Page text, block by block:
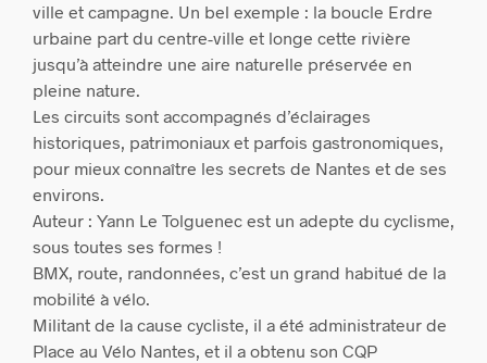
ville et campagne. Un bel exemple : la boucle Erdre
urbaine part du centre-ville et longe cette rivière
jusqu’à atteindre une aire naturelle préservée en
pleine nature.
Les circuits sont accompagnés d’éclairages
historiques, patrimoniaux et parfois gastronomiques,
pour mieux connaître les secrets de Nantes et de ses
environs.
Auteur : Yann Le Tolguenec est un adepte du cyclisme,
sous toutes ses formes !
BMX, route, randonnées, c’est un grand habitué de la
mobilité à vélo.
Militant de la cause cycliste, il a été administrateur de
Place au Vélo Nantes, et il a obtenu son CQP